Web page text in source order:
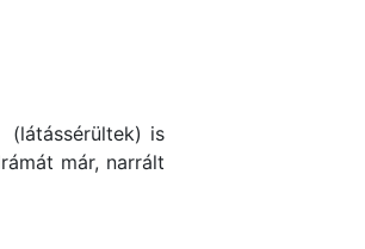
(látássérültek) is
már, narrált